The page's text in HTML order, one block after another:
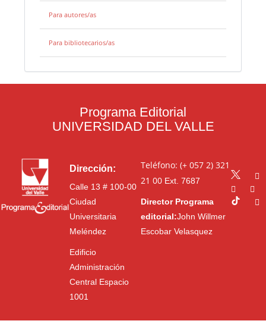
Para autores/as
Para bibliotecarios/as
Programa Editorial
UNIVERSIDAD DEL VALLE
Dirección:
Calle 13 # 100-00
Ciudad
Universitaria
Meléndez
Edificio
Administración
Central Espacio
1001
Teléfono: (+ 057 2) 321
21 00Ext. 7687
Director Programa
editorial:John Willmer
Escobar Velasquez